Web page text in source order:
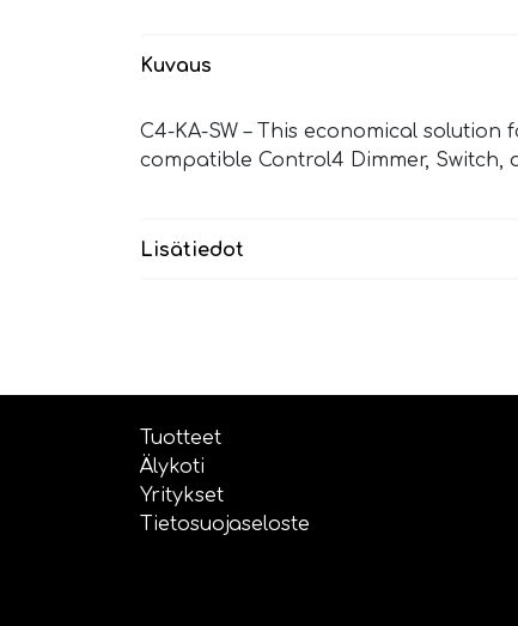
Kuvaus
C4-KA-SW – This economical
compatible Control4 Dimmer, Switch,
Lisätiedot
Tuotteet
Älykoti
Yritykset
Tietosuojaseloste